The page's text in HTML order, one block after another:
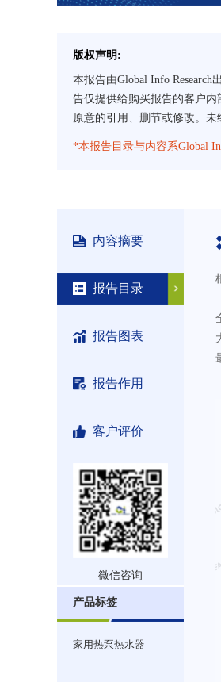
版权声明:
本报告由Global Info
告仅提供给购买报告的客户内
原意的引用、删节或修改。未
*本报告目录与内容系Global
内容摘要
报告目录
报告图表
报告作用
客户评价
微信咨询
产品标签
家用热泵热水器